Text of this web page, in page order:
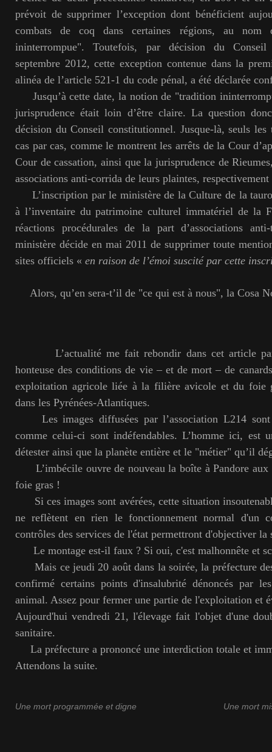
prévoit de supprimer l’exception dont bénéficient
combats de coq dans certaines régions, au nom
ininterrompue". Toutefois, par décision du
septembre 2012, cette exception contenue dans la
alinéa de l’article 521-1 du code pénal, a été déclarée
Jusqu’à cette date, la notion de "tradition
jurisprudence était loin d’être claire. La question
décision du Conseil constitutionnel. Jusque-là, seuls les
cas par cas, comme le montrent les arrêts de la Cour
Cour de cassation, ainsi que la jurisprudence de
associations anti-corrida de leurs plaintes,
L’inscription par le ministère de la Culture de la
à l’inventaire du patrimoine culturel immatériel de la
réactions procédurales de la part d’associations
ministère décide en mai 2011 de supprimer toute
sites officiels « en raison de l’émoi suscité par cette
Alors, qu’en sera-t’il de "ce qui est à nous", la Cosa
L’actualité me fait rebondir dans cet article par
honteuse des conditions de vie – et de mort – de
exploitation agricole liée à la filière avicole et du foie
dans les Pyrénées-Atlantiques.
Les images diffusées par l’association L214 sont
comme celui-ci sont indéfendables. L’homme ici, est
détester ainsi que la planète entière et le "métier" qu’il
L’imbécile ouvre de nouveau la boîte à Pandore aux
foie gras !
Si ces images sont avérées, cette situation
ne reflètent en rien le fonctionnement normal d'un
contrôles des services de l'état permettront d'objectiver la
Le montage est-il faux ? Si oui, c'est malhonnête et
Mais ce jeudi 20 août dans la soirée, la préfecture
confirmé certains points d'insalubrité dénoncés par
animal. Assez pour fermer une partie de l'exploitation et
Aujourd'hui vendredi 21, l'élevage fait l'objet d'une
sanitaire.
La préfecture a prononcé une interdiction totale et
Attendons la suite.
Une mort programmée et digne Une mort